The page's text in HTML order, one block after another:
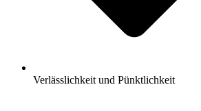
Verlässlichkeit und Pünktlichkeit